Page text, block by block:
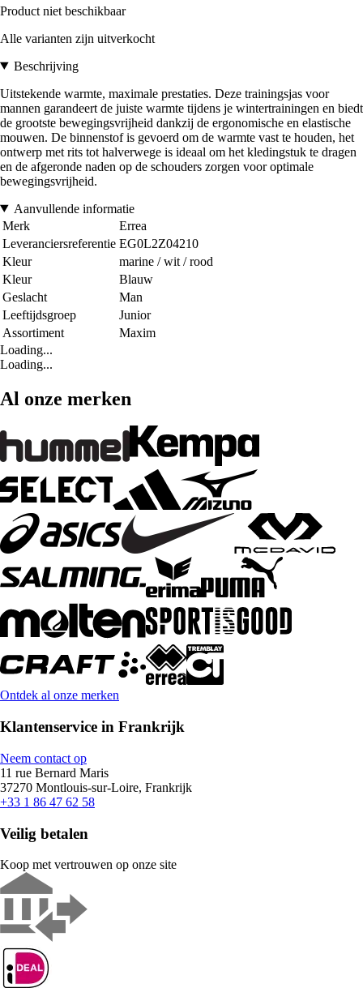
Product niet beschikbaar
Alle varianten zijn uitverkocht
Beschrijving
Uitstekende warmte, maximale prestaties. Deze trainingsjas voor
mannen garandeert de juiste warmte tijdens je wintertrainingen en biedt
de grootste bewegingsvrijheid dankzij de ergonomische en elastische
mouwen. De binnenstof is gevoerd om de warmte vast te houden, het
ontwerp met rits tot halverwege is ideaal om het kledingstuk te dragen
en de afgeronde naden op de schouders zorgen voor optimale
bewegingsvrijheid.
Aanvullende informatie
Merk
Errea
Leveranciersreferentie EG0L2Z04210
Kleur
marine / wit / rood
Kleur
Blauw
Geslacht
Man
Leeftijdsgroep
Junior
Assortiment
Maxim
Loading...
Loading...
Al onze merken
Ontdek al onze merken
Klantenservice in Frankrijk
Neem contact op
11 rue Bernard Maris
37270 Montlouis-sur-Loire, Frankrijk
+33 1 86 47 62 58
Veilig betalen
Koop met vertrouwen op onze site